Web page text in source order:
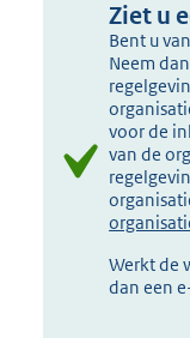
Ziet u
Bent u
Neem
voor de
van de
Werkt de
dan een